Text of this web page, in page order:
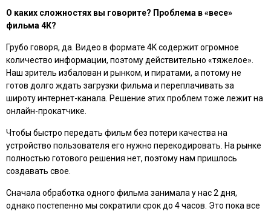
О каких сложностях вы говорите? Проблема в «весе»
фильма 4К?
Грубо говоря, да. Видео в формате 4K содержит огромное
количество информации, поэтому действительно «тяжелое».
Наш зритель избалован и рынком, и пиратами, а потому не
готов долго ждать загрузки фильма и переплачивать за
широту интернет-канала. Решение этих проблем тоже лежит на
онлайн-прокатчике.
Чтобы быстро передать фильм без потери качества на
устройство пользователя его нужно перекодировать. На рынке
полностью готового решения нет, поэтому нам пришлось
создавать свое.
Сначала обработка одного фильма занимала у нас 2 дня,
однако постепенно мы сократили срок до 4 часов. Это пока все